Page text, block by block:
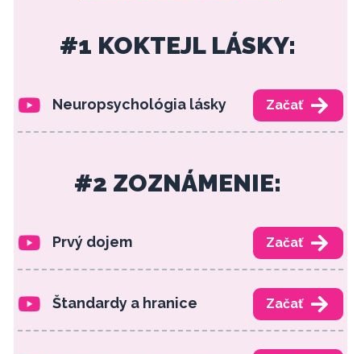
#1 KOKTEJL LÁSKY:
Neuropsychológia lásky Začať
#2 ZOZNÁMENIE:
Prvý dojem Začať
Štandardy a hranice Začať